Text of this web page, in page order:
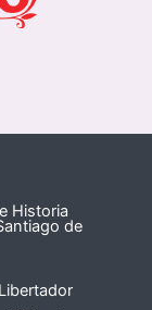
Historia
de